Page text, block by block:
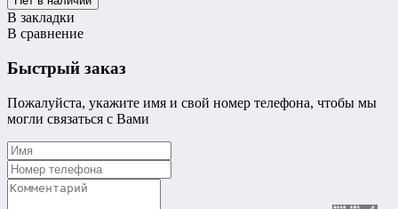
В закладки
В сравнение
Быстрый заказ
Пожалуйста, укажите имя и свой номер телефона, чтобы мы
могли связаться с Вами